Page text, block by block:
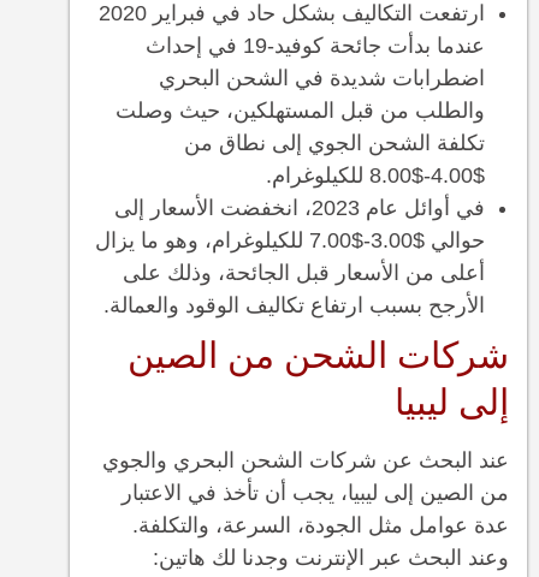
ارتفعت التكاليف بشكل حاد في فبراير 2020
عندما بدأت جائحة كوفيد-19 في إحداث
اضطرابات شديدة في الشحن البحري
والطلب من قبل المستهلكين، حيث وصلت
تكلفة الشحن الجوي إلى نطاق من
$4.00-$8.00 للكيلوغرام.
في أوائل عام 2023، انخفضت الأسعار إلى
حوالي $3.00-$7.00 للكيلوغرام، وهو ما يزال
أعلى من الأسعار قبل الجائحة، وذلك على
الأرجح بسبب ارتفاع تكاليف الوقود والعمالة.
شركات الشحن من الصين
إلى ليبيا
عند البحث عن شركات الشحن البحري والجوي
من الصين إلى ليبيا، يجب أن تأخذ في الاعتبار
عدة عوامل مثل الجودة، السرعة، والتكلفة.
وعند البحث عبر الإنترنت وجدنا لك هاتين: